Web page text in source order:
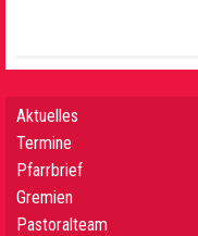
Aktuelles
Termine
Pfarrbrief
Gremien
Pastoralteam